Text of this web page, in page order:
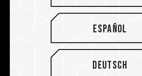
Intelligente
Konditionierung
Die neuesten intelligenten
Konditionierungstechnologien
Temperatursensoren
Español
Deutsch